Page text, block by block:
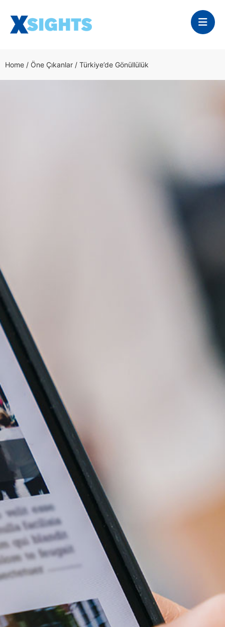
Home / Öne Çıkanlar / Türkiye’de Gönüllülük